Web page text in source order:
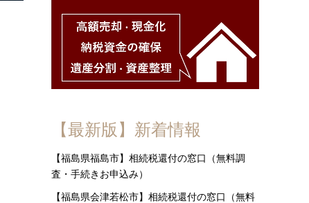
【最新版】新着情報
【福島県福島市】相続税還付の窓口（無料調
査・手続きお申込み）
【福島県会津若松市】相続税還付の窓口（無料